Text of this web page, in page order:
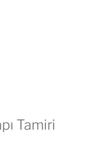
Tamiri